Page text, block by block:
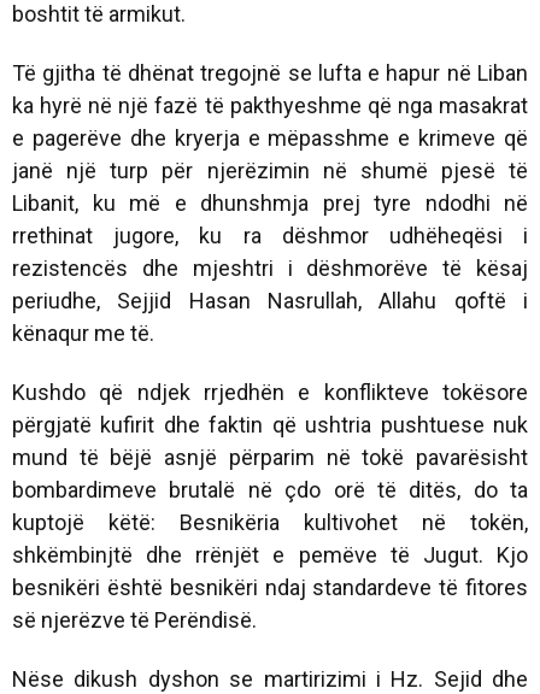
boshtit të armikut.
Të gjitha të dhënat tregojnë se lufta e hapur në Liban
ka hyrë në një fazë të pakthyeshme që nga masakrat
e pagerëve dhe kryerja e mëpasshme e krimeve që
janë një turp për njerëzimin në shumë pjesë të
Libanit, ku më e dhunshmja prej tyre ndodhi në
rrethinat jugore, ku ra dëshmor udhëheqësi i
rezistencës dhe mjeshtri i dëshmorëve të kësaj
periudhe, Sejjid Hasan Nasrullah, Allahu qoftë i
kënaqur me të.
Kushdo që ndjek rrjedhën e konflikteve tokësore
përgjatë kufirit dhe faktin që ushtria pushtuese nuk
mund të bëjë asnjë përparim në tokë pavarësisht
bombardimeve brutalë në çdo orë të ditës, do ta
kuptojë këtë: Besnikëria kultivohet në tokën,
shkëmbinjtë dhe rrënjët e pemëve të Jugut. Kjo
besnikëri është besnikëri ndaj standardeve të fitores
së njerëzve të Perëndisë.
Nëse dikush dyshon se martirizimi i Hz. Sejid dhe